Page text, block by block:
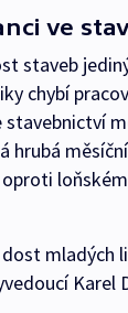
ve
staveb
chybí
hrubá
mladých
Karel